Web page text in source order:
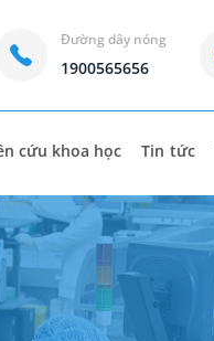
Đường dây nóng
1900565656
cứu khoa học Tin tức